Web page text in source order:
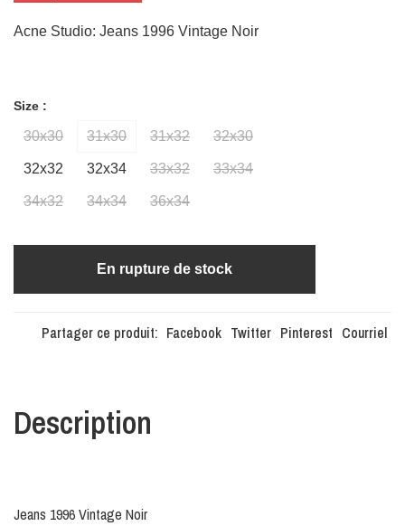
Acne Studio: Jeans 1996 Vintage Noir
Size :
30x30 31x30 31x32 32x30
32x32 32x34 33x32 33x34
34x32 34x34 36x34
En rupture de stock
Partager ce produit: Facebook Twitter Pinterest Courriel
Description
Jeans 1996 Vintage Noir